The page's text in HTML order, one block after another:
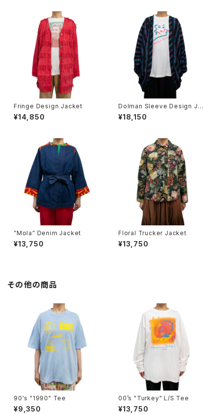
Fringe Design Jacket
¥14,850
Dolman Sleeve Design Ja
cket
¥18,150
”Mola” Denim Jacket
¥13,750
Floral Trucker Jacket
¥13,750
その他の商品
90's "1990" Tee
¥9,350
00’s "Turkey" L/S Tee
¥13,750